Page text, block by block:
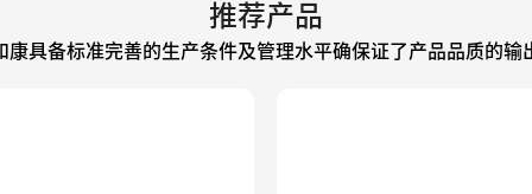
推荐产品
康具备标准完善的生产条件及管理水平确保证了产品品质的输